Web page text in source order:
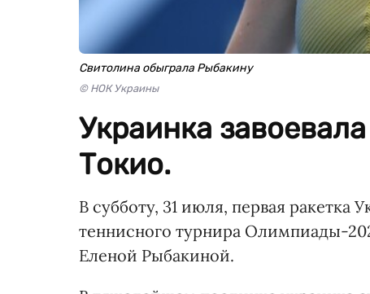
Свитолина обыграла Рыбакину
© НОК Украины
Украинка
Токио.
В субботу, 31 июля, первая ракетка
теннисного турнира Олимпиады-
Еленой Рыбакиной.